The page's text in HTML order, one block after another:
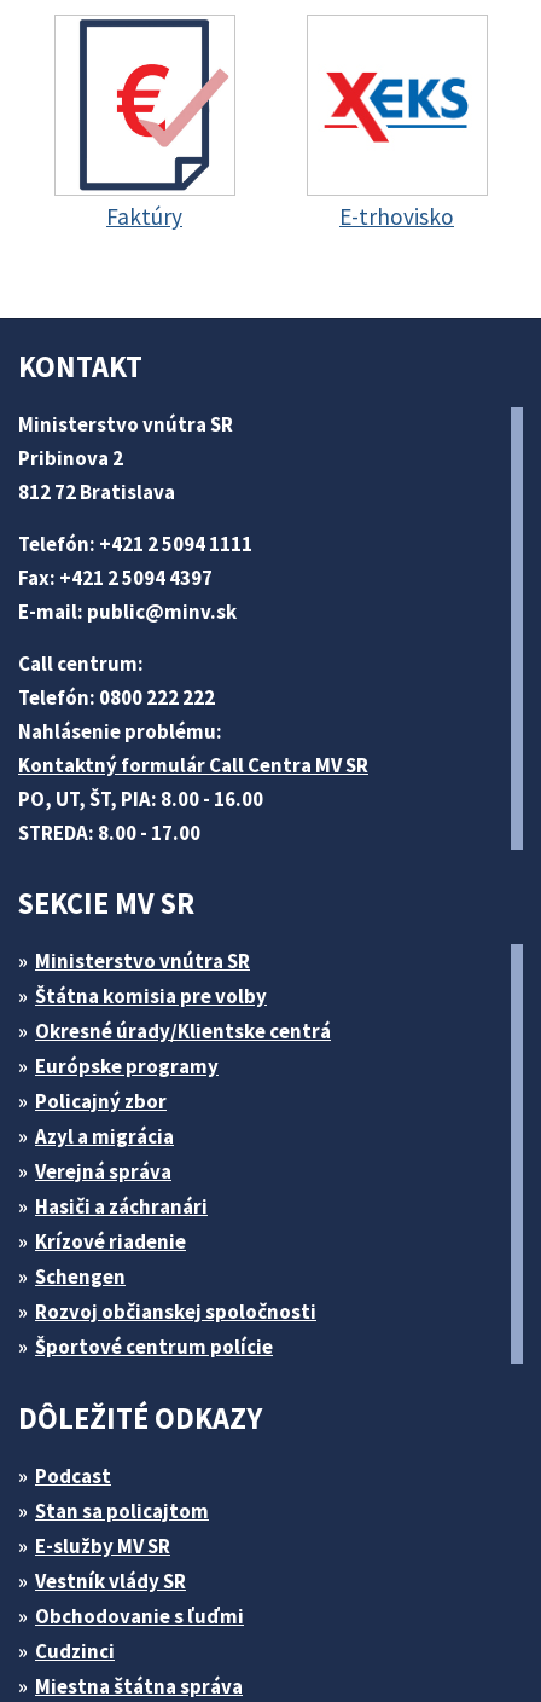
Faktúry E-trhovisko
KONTAKT
Ministerstvo vnútra SR
Pribinova 2
812 72 Bratislava
Telefón: +421 2 5094 1111
Fax: +421 2 5094 4397
E-mail: public@minv.sk
Call centrum:
Telefón: 0800 222 222
Nahlásenie problému:
Kontaktný formulár Call Centra MV SR
PO, UT, ŠT, PIA: 8.00 - 16.00
STREDA: 8.00 - 17.00
SEKCIE MV SR
Ministerstvo vnútra SR
Štátna komisia pre volby
Okresné úrady/Klientske centrá
Európske programy
Policajný zbor
Azyl a migrácia
Verejná správa
Hasiči a záchranári
Krízové riadenie
Schengen
Rozvoj občianskej spoločnosti
Športové centrum polície
DÔLEŽITÉ ODKAZY
Podcast
Stan sa policajtom
E-služby MV SR
Vestník vlády SR
Obchodovanie s ľuďmi
Cudzinci
Miestna štátna správa